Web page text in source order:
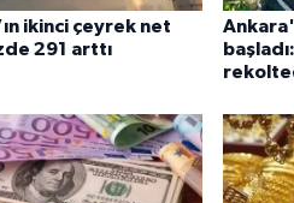
ikinci çeyrek net
291 arttı